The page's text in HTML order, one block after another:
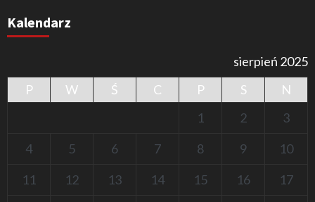
Kalendarz
sierpień 2025
P
W Ś C P S
N
1
2
3
4
5 6 7 8 9
10
11
12 13 14 15 16
17